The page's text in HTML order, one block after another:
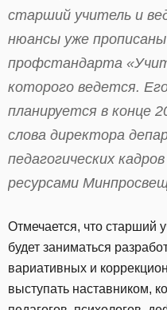
старший учитель и
нюансы уже
профстандарта
которого ведется.
планируется в конце
слова директора
педагогических
ресурсами
Отмечается, что старший
будет заниматься
вариативных и
выступать наставником,